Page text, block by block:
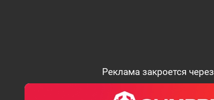
Реклама закроется через